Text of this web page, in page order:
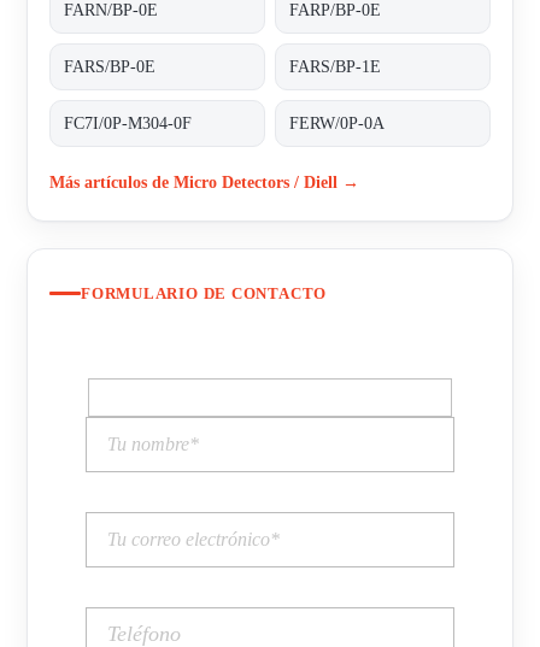
FARN/BP-0E FARP/BP-0E
FARS/BP-0E FARS/BP-1E
FC7I/0P-M304-0F FERW/0P-0A
Más artículos de Micro Detectors / Diell →
FORMULARIO DE CONTACTO